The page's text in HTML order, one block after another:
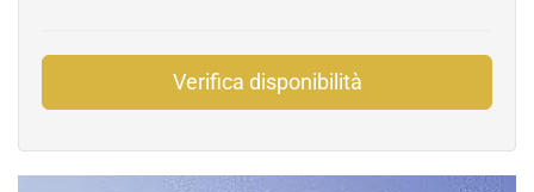
Verifica disponibilità